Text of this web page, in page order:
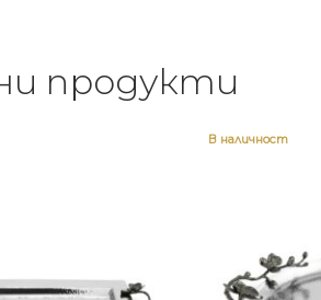
продукти
В наличност